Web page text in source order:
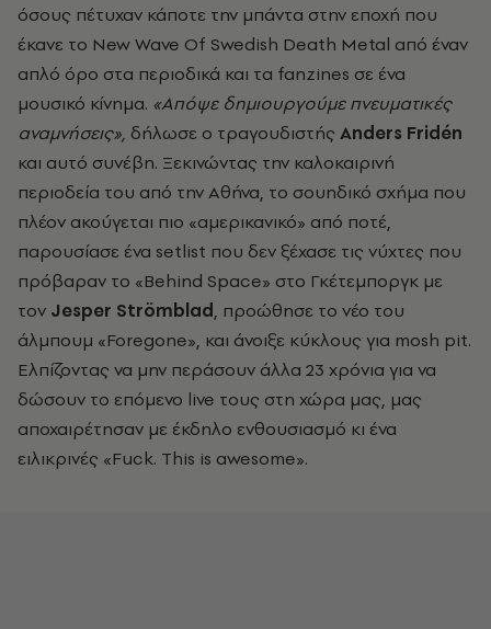
όσους πέτυχαν κάποτε την μπάντα στην εποχή που
έκανε το New Wave Of Swedish Death Metal από έναν
απλό όρο στα περιοδικά και τα fanzines σε ένα
μουσικό κίνημα. «Απόψε δημιουργούμε πνευματικές
αναμνήσεις», δήλωσε ο τραγουδιστής Anders Fridén
και αυτό συνέβη. Ξεκινώντας την καλοκαιρινή
περιοδεία του από την Αθήνα, το σουηδικό σχήμα που
πλέον ακούγεται πιο «αμερικανικό» από ποτέ,
παρουσίασε ένα setlist που δεν ξέχασε τις νύχτες που
πρόβαραν το «Behind Space» στο Γκέτεμποργκ με
τον Jesper Strömblad, προώθησε το νέο του
άλμπουμ «Foregone», και άνοιξε κύκλους για mosh pit.
Ελπίζοντας να μην περάσουν άλλα 23 χρόνια για να
δώσουν το επόμενο live τους στη χώρα μας, μας
αποχαιρέτησαν με έκδηλο ενθουσιασμό κι ένα
ειλικρινές «Fuck. This is awesome».